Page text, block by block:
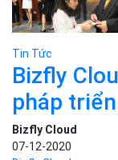
Tin Tức
Trẻ em
lập...